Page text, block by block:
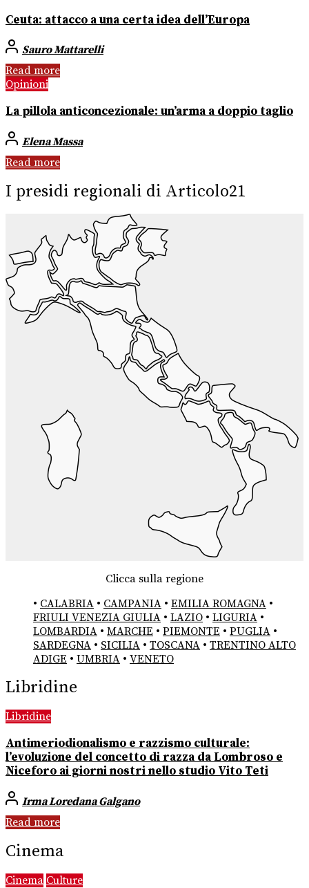
Ceuta: attacco a una certa idea dell’Europa
Sauro Mattarelli
Read more
Opinioni
La pillola anticoncezionale: un’arma a doppio taglio
Elena Massa
Read more
I presidi regionali di Articolo21
Clicca sulla regione
• CALABRIA • CAMPANIA • EMILIA ROMAGNA •
FRIULI VENEZIA GIULIA • LAZIO • LIGURIA •
LOMBARDIA • MARCHE • PIEMONTE • PUGLIA •
SARDEGNA • SICILIA • TOSCANA • TRENTINO ALTO
ADIGE • UMBRIA • VENETO
Libridine
Libridine
Antimeriodionalismo e razzismo culturale:
l’evoluzione del concetto di razza da Lombroso e
Niceforo ai giorni nostri nello studio Vito Teti
Irma Loredana Galgano
Read more
Cinema
Cinema Culture